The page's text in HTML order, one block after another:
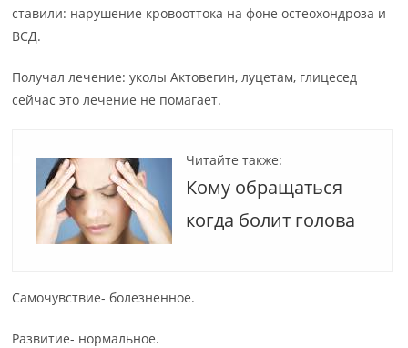
ставили: нарушение кровооттока на фоне остеохондроза и
ВСД.
Получал лечение: уколы Актовегин, луцетам, глицесед
сейчас это лечение не помагает.
Читайте также:
Кому обращаться
когда болит голова
Самочувствие- болезненное.
Развитие- нормальное.